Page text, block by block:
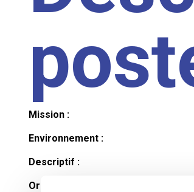
Mission :
Environnement :
Descriptif :
Organisation et horaires :